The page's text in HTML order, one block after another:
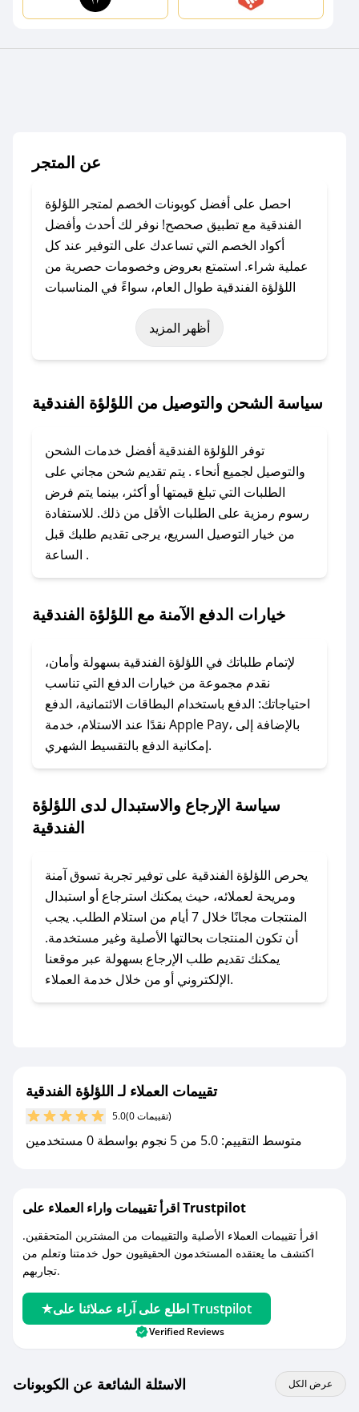
عن المتجر
احصل على أفضل كوبونات الخصم لمتجر اللؤلؤة
الفندقية مع تطبيق صحصح! نوفر لك أحدث وأفضل
أكواد الخصم التي تساعدك على التوفير عند كل
عملية شراء. استمتع بعروض وخصومات حصرية من
اللؤلؤة الفندقية طوال العام، سواءً في المناسبات
مثل عيد الفطر، عيد الأضحى، الجمعة البيضاء (شهر
نوفمبر)، رمضان، اليوم الوطني، يوم التأسيس، أو
حتى عروض خاصة أخرى.
الفندقية؟
كود خصم اللؤلؤة الفندقية. وفي حال عدم توفر
الكوبون، تواصل معنا عبر تويتر أو البريد الإلكتروني
لإضافته بسرعة.
### كيفية استخدام كود خصم اللؤلؤة الفندقية؟
1. انسخ كود الخصم من تطبيق صحصح.
2. الصقه في خانة الدفع عند التسوق من اللؤلؤة
لا تقلق! يمكنك التواصل مع فريق دعم صحصح عبر
الرسائل الخاصة على تويتر أو البريد الإلكتروني،
وسنقوم بحل المشكلة في أسرع وقت ممكن.
### ماذا أفعل إذا لم أجد كود خصم لمتجري
المفضل؟
مراسلتنا مباشرة وسنعمل على توفير الكوبونات في
أسرع وقت ممكن.
### كيف تحصل على كوبونات خصم حصرية من
اللؤلؤة الفندقية؟
للحصول على كوبونات وخصومات حصرية، قم بما
يلي:
- اضغط على أيقونة متابعة لمتجر اللؤلؤة الفندقية
في تطبيق صحصح.
مع صحصح، تسوق بذكاء ووفّر على كل مشترياتك مع
أظهر المزيد
سياسة الشحن والتوصيل من اللؤلؤة الفندقية
توفر اللؤلؤة الفندقية أفضل خدمات الشحن
والتوصيل لجميع أنحاء . يتم تقديم شحن مجاني على
الطلبات التي تبلغ قيمتها أو أكثر، بينما يتم فرض
رسوم رمزية على الطلبات الأقل من ذلك. للاستفادة
من خيار التوصيل السريع، يرجى تقديم طلبك قبل
الساعة .
خيارات الدفع الآمنة مع اللؤلؤة الفندقية
لإتمام طلباتك في اللؤلؤة الفندقية بسهولة وأمان،
نقدم مجموعة من خيارات الدفع التي تناسب
احتياجاتك: الدفع باستخدام البطاقات الائتمانية، الدفع
نقدًا عند الاستلام، خدمة Apple Pay، بالإضافة إلى
إمكانية الدفع بالتقسيط الشهري.
سياسة الإرجاع والاستبدال لدى اللؤلؤة
الفندقية
يحرص اللؤلؤة الفندقية على توفير تجربة تسوق آمنة
ومريحة لعملائه، حيث يمكنك استرجاع أو استبدال
المنتجات مجانًا خلال 7 أيام من استلام الطلب. يجب
أن تكون المنتجات بحالتها الأصلية وغير مستخدمة.
يمكنك تقديم طلب الإرجاع بسهولة عبر موقعنا
الإلكتروني أو من خلال خدمة العملاء.
تقييمات العملاء لـ اللؤلؤة الفندقية
5.0 (0 تقييمات)
متوسط التقييم: 5.0 من 5 نجوم بواسطة 0 مستخدمين
اقرأ تقييمات واراء العملاء على Trustpilot
اقرأ تقييمات العملاء الأصلية والتقييمات من المشترين المتحققين.
اكتشف ما يعتقده المستخدمون الحقيقيون حول خدمتنا وتعلم من
تجاربهم.
اطلع على آراء عملائنا على Trustpilot
Verified Reviews
الاسئلة الشائعة عن الكوبونات عرض الكل